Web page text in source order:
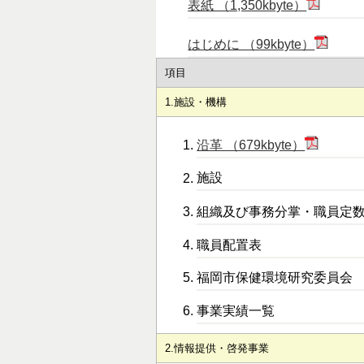
表紙 （1,350kbyte）
はじめに （99kbyte）
項目
1.施設・機構
沿革 （679kbyte）
施設
組織及び事務分掌・職員定数
職員配置表
福岡市保健環境研究委員会
事業実績一覧
2.情報提供・啓発事業